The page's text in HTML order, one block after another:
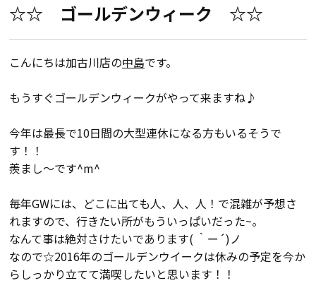
HOME
会員登録
分譲モデルハウス
おすすめ分譲地
手間ひまかけた家づくり
☆☆ ゴールデンウィーク ☆☆
こんにちは加古川店の中島です。
もうすぐゴールデンウィークがやって来ますね♪
今年は最長で10日間の大型連休になる方もいるそうで
す！！
羨まし～です^m^
毎年GWには、どこに出ても人、人、人！で混雑が予想さ
れますので、行きたい所がもういっぱいだった~。
なんて事は絶対さけたいであります( ｀ー´)ノ
なので☆2016年のゴールデンウイークは休みの予定を今か
らしっかり立てて満喫したいと思います！！